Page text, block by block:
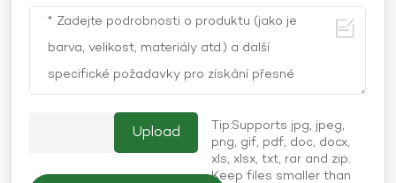
Tip:Supports jpg, jpeg,
png, gif, pdf, doc, docx,
xls, xlsx, txt, rar and zip.
Keep files smaller than